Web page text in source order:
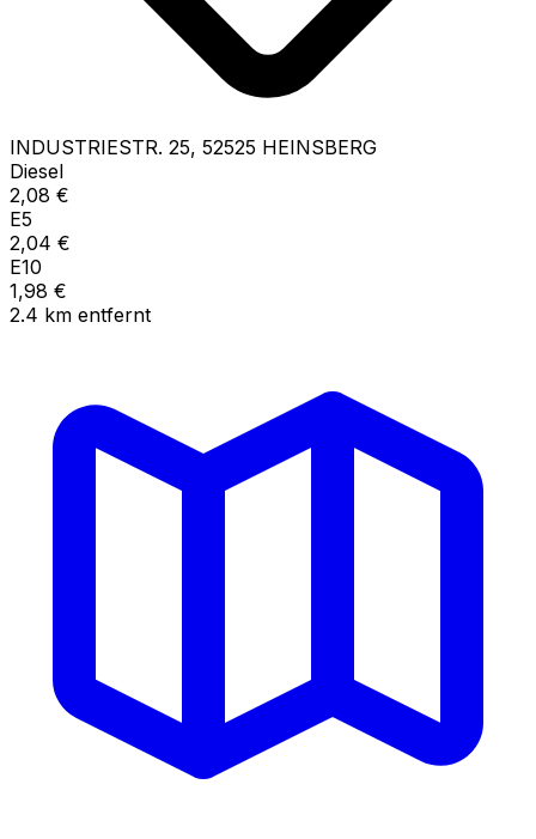
INDUSTRIESTR. 25, 52525 HEINSBERG
Diesel
2,08 €
E5
2,04 €
E10
1,98 €
2.4 km entfernt